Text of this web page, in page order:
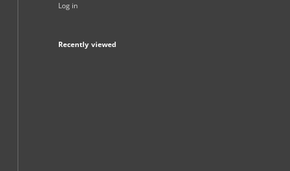
Log in
Recently viewed